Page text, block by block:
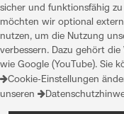
sicher und funktionsfähig
möchten wir optional
nutzen, um die Nutzung
verbessern. Dazu gehört
wie Google (YouTube). Sie
Cookie-Einstellungen
unseren